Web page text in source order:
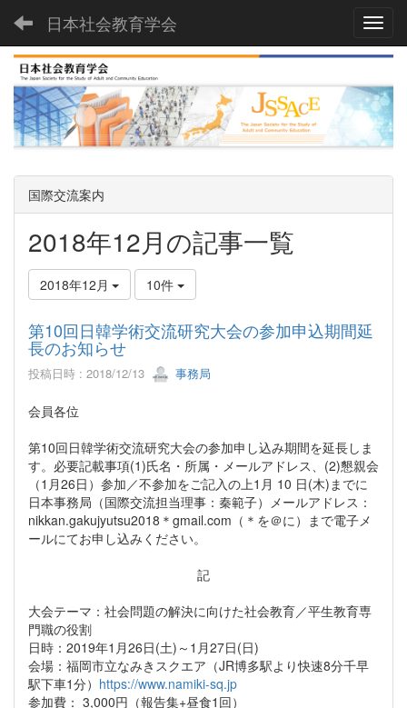
日本社会教育学会
国際交流案内
2018年12月の記事一覧
2018年12月 10件
第10回日韓学術交流研究大会の参加申込期間延
長のお知らせ
投稿日時 : 2018/12/13 事務局
会員各位
第10回日韓学術交流研究大会の参加申し込み期間を延長しま
す。必要記載事項(1)氏名・所属・メールアドレス、(2)懇親会
（1月26日）参加／不参加をご記入の上1月 10 日(木)までに
日本事務局（国際交流担当理事：秦範子）メールアドレス：
nikkan.gakujyutsu2018＊gmail.com（＊を＠に）まで電子メ
ールにてお申し込みください。
記
大会テーマ：社会問題の解決に向けた社会教育／平生教育専
門職の役割
日時：2019年1月26日(土)～1月27日(日)
会場：福岡市立なみきスクエア（JR博多駅より快速8分千早
駅下車1分） https://www.namiki-sq.jp
参加費： 3,000円（報告集+昼食1回）